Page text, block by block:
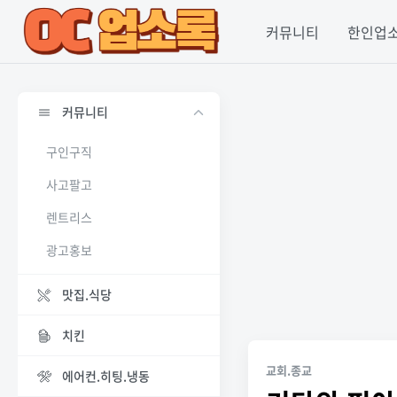
커뮤니티 한인업
커뮤니티
구인구직
사고팔고
렌트리스
광고홍보
맛집.식당
치킨
에어컨.히팅.냉동 교회.종교